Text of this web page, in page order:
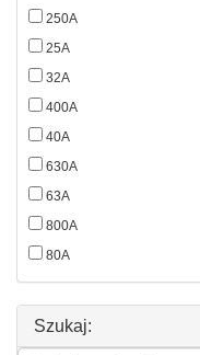
250A
25A
32A
400A
40A
630A
63A
800A
80A
Szukaj: